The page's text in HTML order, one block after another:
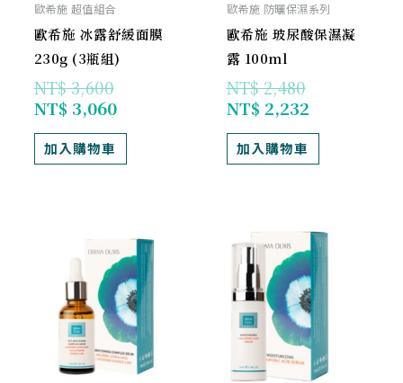
歐希施 超值組合
歐希施 冰露舒緩面膜
230g (3瓶組)
NT$3,600
NT$ 3,060
加入購物車
歐希施 防曬保濕系列
歐希施 玻尿酸保濕凝
露 100ml
NT$2,480
NT$ 2,232
加入購物車
始
價
格：
NT$ 2,480。
前
價
格：
NT$ 2,232。
始
價
格：
NT$ 1,080。
前
價
格：
NT$ 972。